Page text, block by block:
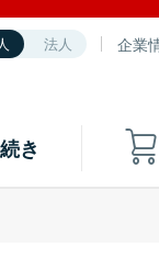
法人 企業
き